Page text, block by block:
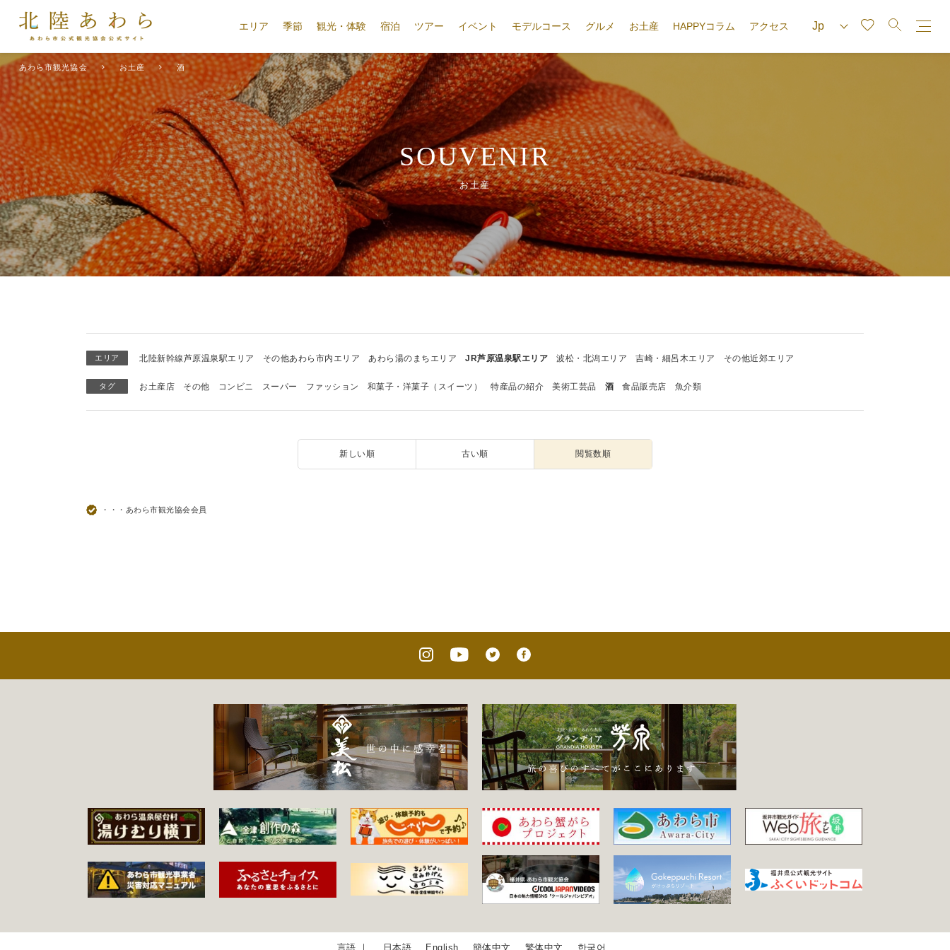
エリア 季節 観光・体験 宿泊 ツアー イベント モデルコース グルメ お土産 HAPPYコラム アクセス
あわら市観光協会 お土産 酒
SOUVENIR
お土産
エリア 北陸新幹線芦原温泉駅エリア その他あわら市内エリア あわら湯のまちエリア JR芦原温泉駅エリア 波松・北潟エリア 吉崎・細呂木エリア その他近郊エリア
タグ お土産店 その他 コンビニ スーパー ファッション 和菓子・洋菓子（スイーツ） 特産品の紹介 美術工芸品 酒 食品販売店 魚介類
新しい順 古い順 閲覧数順
・・・あわら市観光協会会員
日本語 English 簡体中文 繁体中文 한국어